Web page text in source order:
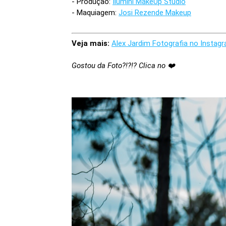
- Maquiagem: Josi Rezende Makeup
Veja mais: Alex Jardim Fotografia no
Gostou da Foto?!?!? Clica no ❤️